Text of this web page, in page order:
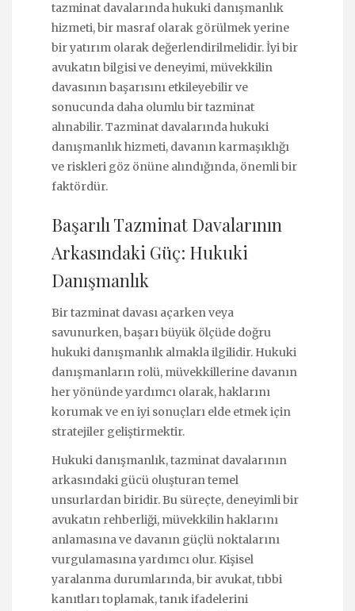
tazminat davalarında hukuki danışmanlık
hizmeti, bir masraf olarak görülmek yerine
bir yatırım olarak değerlendirilmelidir. İyi bir
avukatın bilgisi ve deneyimi, müvekkilin
davasının başarısını etkileyebilir ve
sonucunda daha olumlu bir tazminat
alınabilir. Tazminat davalarında hukuki
danışmanlık hizmeti, davanın karmaşıklığı
ve riskleri göz önüne alındığında, önemli bir
faktördür.
Başarılı Tazminat Davalarının
Arkasındaki Güç: Hukuki
Danışmanlık
Bir tazminat davası açarken veya
savunurken, başarı büyük ölçüde doğru
hukuki danışmanlık almakla ilgilidir. Hukuki
danışmanların rolü, müvekkillerine davanın
her yönünde yardımcı olarak, haklarını
korumak ve en iyi sonuçları elde etmek için
stratejiler geliştirmektir.
Hukuki danışmanlık, tazminat davalarının
arkasındaki gücü oluşturan temel
unsurlardan biridir. Bu süreçte, deneyimli bir
avukatın rehberliği, müvekkilin haklarını
anlamasına ve davanın güçlü noktalarını
vurgulamasına yardımcı olur. Kişisel
yaralanma durumlarında, bir avukat, tıbbi
kanıtları toplamak, tanık ifadelerini